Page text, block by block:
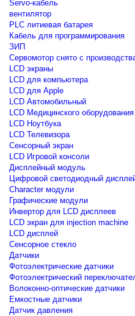
Servo-кабель
вентилятор
PLC литиевая батарея
Кабель для программирования
ЗИП
Сервомотор снято с
LCD экраны
LCD для компьютера
LCD для Apple
LCD Автомобильный
LCD Медицинского оборудования
LCD Ноутбука
LCD Телевизора
Сенсорный экран
LCD Игровой консоли
Дисплейный модуль
Цифровой светодиодный
Сharacter модули
Графические модули
Инвертор для LCD дисплеев
LCD экран для injection machine
LCD дисплей
Сенсорное стекло
Датчики
Фотоэлектрические датчики
Фотоэлектрический
Волоконно-оптические датчики
Емкостные датчики
Датчик давления